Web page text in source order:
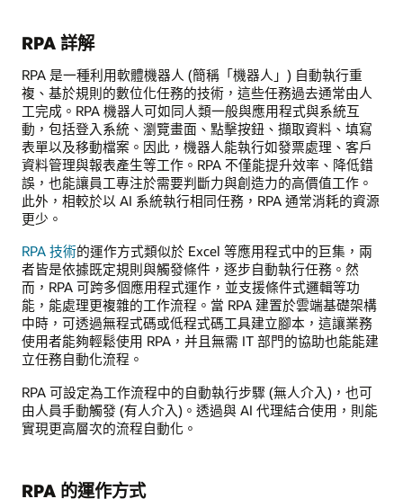
RPA 詳解
RPA 是一種利用軟體機器人 (簡稱「機器人」) 自動執行重
複、基於規則的數位化任務的技術，這些任務過去通常由人
工完成。RPA 機器人可如同人類一般與應用程式與系統互
動，包括登入系統、瀏覽畫面、點擊按鈕、擷取資料、填寫
表單以及移動檔案。因此，機器人能執行如發票處理、客戶
資料管理與報表產生等工作。RPA 不僅能提升效率、降低錯
誤，也能讓員工專注於需要判斷力與創造力的高價值工作。
此外，相較於以 AI 系統執行相同任務，RPA 通常消耗的資源
更少。
RPA 技術的運作方式類似於 Excel 等應用程式中的巨集，兩
者皆是依據既定規則與觸發條件，逐步自動執行任務。然
而，RPA 可跨多個應用程式運作，並支援條件式邏輯等功
能，能處理更複雜的工作流程。當 RPA 建置於雲端基礎架構
中時，可透過無程式碼或低程式碼工具建立腳本，這讓業務
使用者能夠輕鬆使用 RPA，并且無需 IT 部門的協助也能能建
立任務自動化流程。
RPA 可設定為工作流程中的自動執行步驟 (無人介入)，也可
由人員手動觸發 (有人介入)。透過與 AI 代理結合使用，則能
實現更高層次的流程自動化。
RPA 的運作方式